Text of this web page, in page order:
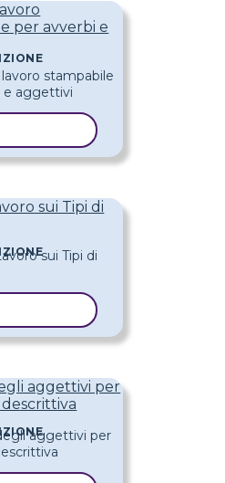
per avverbi e
sui Tipi di
aggettivi per
descrittiva